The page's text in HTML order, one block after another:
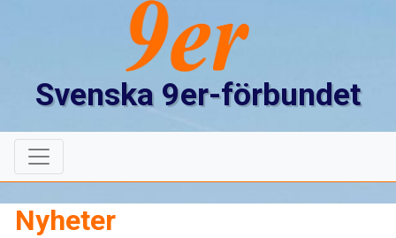
Svenska 9er-förbundet
Nyheter